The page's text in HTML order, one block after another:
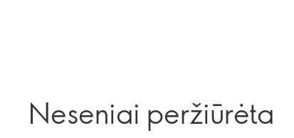
Neseniai peržiūrėta